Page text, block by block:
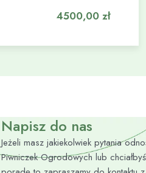
4500,00 zł
Napisz do nas
Jeżeli masz jakiekolwiek pytania
Piwniczek Ogrodowych lub